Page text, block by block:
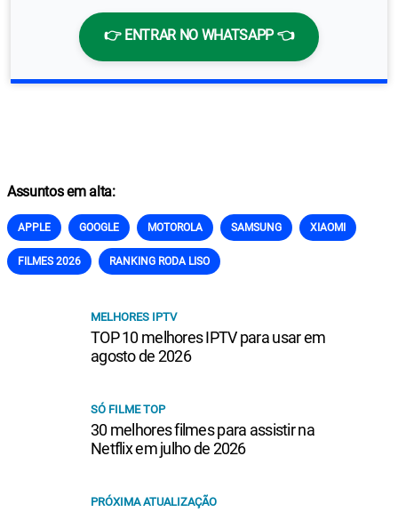
👉 ENTRAR NO WHATSAPP 👈
Assuntos em alta:
APPLE GOOGLE MOTOROLA SAMSUNG XIAOMI
FILMES 2026 RANKING RODA LISO
MELHORES IPTV
TOP 10 melhores IPTV para usar em
agosto de 2026
SÓ FILME TOP
30 melhores filmes para assistir na
Netflix em julho de 2026
PRÓXIMA ATUALIZAÇÃO